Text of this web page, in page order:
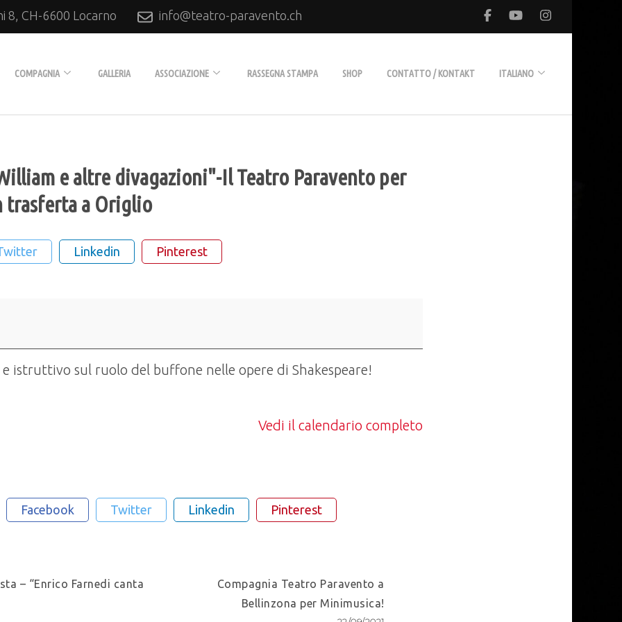
8, CH-6600 Locarno info@teatro-paravento.ch
COMPAGNIA
Produzioni
Collaboratori
GALLERIA ASSOCIAZIONE RASSEGNA STAMPA SHOP CONTATTO / KONTAKT ITALIANO
e altre divagazioni"-Il Teatro Paravento per
trasferta a Origlio
Linkedin Pinterest
istruttivo sul ruolo del buffone nelle opere di Shakespeare!
Vedi il calendario completo
Facebook Twitter Linkedin Pinterest
– “Enrico Farnedi canta
Compagnia Teatro Paravento a
Bellinzona per Minimusica!